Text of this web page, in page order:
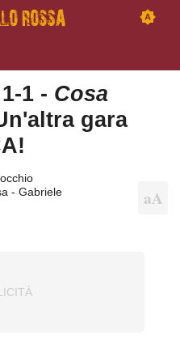
1 - Cosa
gara
- Gabriele